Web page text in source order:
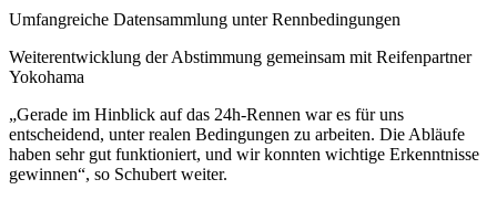
Umfangreiche Datensammlung unter Rennbedingungen
Weiterentwicklung der Abstimmung gemeinsam mit Reifenpartner
Yokohama
„Gerade im Hinblick auf das 24h-Rennen war es für uns
entscheidend, unter realen Bedingungen zu arbeiten. Die Abläufe
haben sehr gut funktioniert, und wir konnten wichtige Erkenntnisse
gewinnen“, so Schubert weiter.